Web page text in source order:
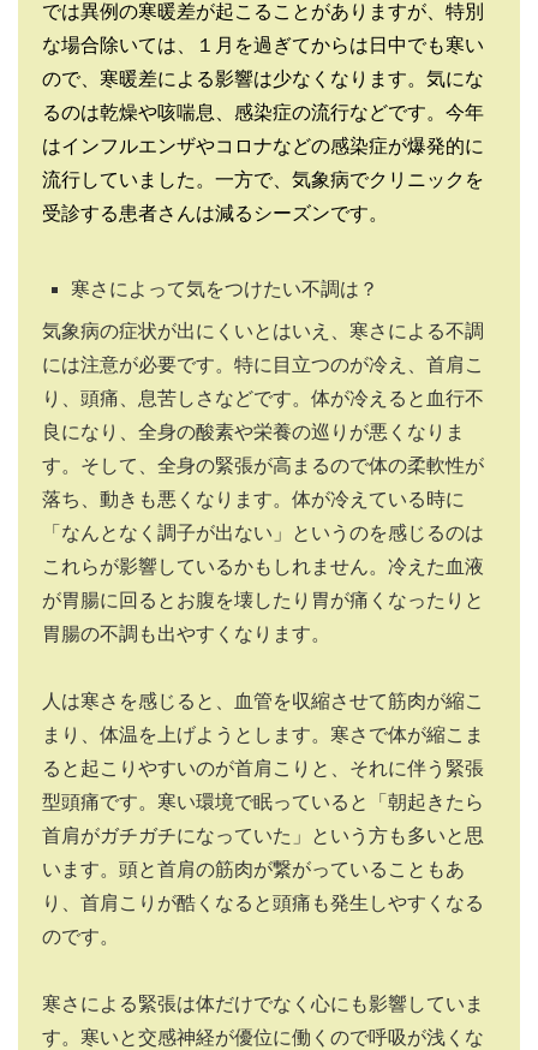
では異例の寒暖差が起こることがありますが、特別
な場合除いては、１月を過ぎてからは日中でも寒い
ので、寒暖差による影響は少なくなります。気にな
るのは乾燥や咳喘息、感染症の流行などです。今年
はインフルエンザやコロナなどの感染症が爆発的に
流行していました。一方で、気象病でクリニックを
受診する患者さんは減るシーズンです。
寒さによって気をつけたい不調は？
気象病の症状が出にくいとはいえ、寒さによる不調
には注意が必要です。特に目立つのが冷え、首肩こ
り、頭痛、息苦しさなどです。体が冷えると血行不
良になり、全身の酸素や栄養の巡りが悪くなりま
す。そして、全身の緊張が高まるので体の柔軟性が
落ち、動きも悪くなります。体が冷えている時に
「なんとなく調子が出ない」というのを感じるのは
これらが影響しているかもしれません。冷えた血液
が胃腸に回るとお腹を壊したり胃が痛くなったりと
胃腸の不調も出やすくなります。
人は寒さを感じると、血管を収縮させて筋肉が縮こ
まり、体温を上げようとします。寒さで体が縮こま
ると起こりやすいのが首肩こりと、それに伴う緊張
型頭痛です。寒い環境で眠っていると「朝起きたら
首肩がガチガチになっていた」という方も多いと思
います。頭と首肩の筋肉が繋がっていることもあ
り、首肩こりが酷くなると頭痛も発生しやすくなる
のです。
寒さによる緊張は体だけでなく心にも影響していま
す。寒いと交感神経が優位に働くので呼吸が浅くな